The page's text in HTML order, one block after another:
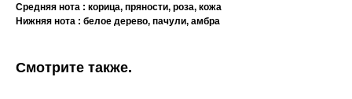
Средняя нота : корица, пряности, роза, кожа
Нижняя нота : белое дерево, пачули, амбра
Смотрите также.